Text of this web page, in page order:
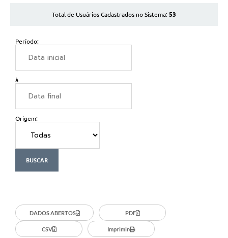
Total de Usuários Cadastrados no Sistema: 53
Período:
à
Origem:
DADOS ABERTOS PDF
CSV Imprimir